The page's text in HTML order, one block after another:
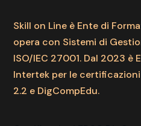
Skill on Line è Ente di
opera con Sistemi di
ISO/IEC 27001. Dal 2023 è
Intertek per le
2.2 e DigCompEdu.